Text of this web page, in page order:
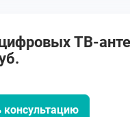
ТВ-
консультацию